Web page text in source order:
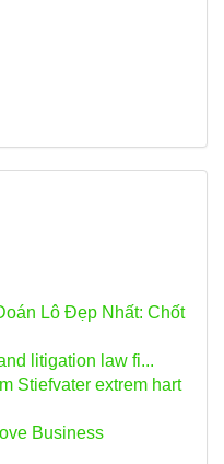
Lô Đẹp Nhất: Chốt
litigation law fi...
Stiefvater extrem hart
Business